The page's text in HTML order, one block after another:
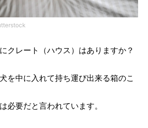
クレート（ハウス）はありますか？
を中に入れて持ち運び出来る箱のこ
は必要だと言われています。